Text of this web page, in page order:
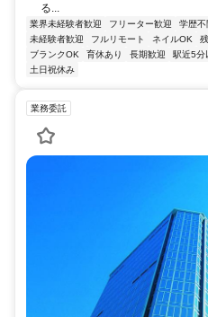
る...
業界未経験者歓迎 フリーター歓迎 学歴不
未経験者歓迎
フルリモート ネイルOK
ブランクOK
育休あり 長期歓迎 駅近5分
土日祝休み
業務委託